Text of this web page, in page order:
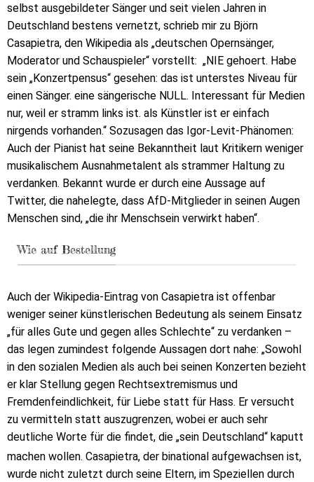
selbst ausgebildeter Sänger und seit vielen Jahren in
Deutschland bestens vernetzt, schrieb mir zu Björn
Casapietra, den Wikipedia als „deutschen Opernsänger,
Moderator und Schauspieler“ vorstellt: „NIE gehoert. Habe
sein „Konzertpensus“ gesehen: das ist unterstes Niveau für
einen Sänger. eine sängerische NULL. Interessant für Medien
nur, weil er stramm links ist. als Künstler ist er einfach
nirgends vorhanden.“ Sozusagen das Igor-Levit-Phänomen:
Auch der Pianist hat seine Bekanntheit laut Kritikern weniger
musikalischem Ausnahmetalent als strammer Haltung zu
verdanken. Bekannt wurde er durch eine Aussage auf
Twitter, die nahelegte, dass AfD-Mitglieder in seinen Augen
Menschen sind, „die ihr Menschsein verwirkt haben“.
Wie auf Bestellung
Auch der Wikipedia-Eintrag von Casapietra ist offenbar
weniger seiner künstlerischen Bedeutung als seinem Einsatz
„für alles Gute und gegen alles Schlechte“ zu verdanken –
das legen zumindest folgende Aussagen dort nahe: „Sowohl
in den sozialen Medien als auch bei seinen Konzerten bezieht
er klar Stellung gegen Rechtsextremismus und
Fremdenfeindlichkeit, für Liebe statt für Hass. Er versucht
zu vermitteln statt auszugrenzen, wobei er auch sehr
deutliche Worte für die findet, die „sein Deutschland“ kaputt
machen wollen. Casapietra, der binational aufgewachsen ist,
wurde nicht zuletzt durch seine Eltern, im Speziellen durch